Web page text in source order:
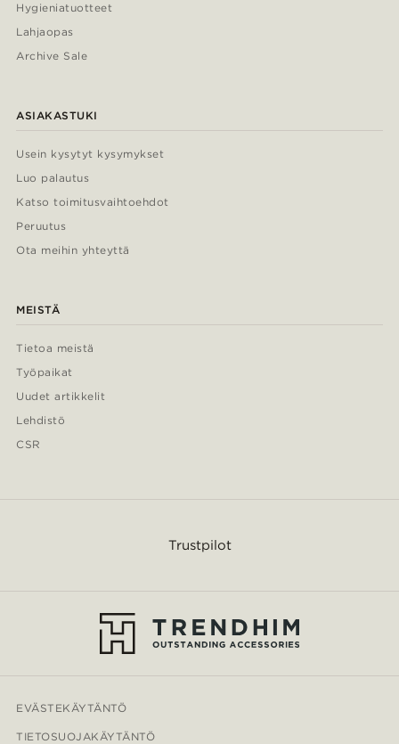
Hygieniatuotteet
Lahjaopas
Archive Sale
ASIAKASTUKI
Usein kysytyt kysymykset
Luo palautus
Katso toimitusvaihtoehdot
Peruutus
Ota meihin yhteyttä
MEISTÄ
Tietoa meistä
Työpaikat
Uudet artikkelit
Lehdistö
CSR
Trustpilot
EVÄSTEKÄYTÄNTÖ
TIETOSUOJAKÄYTÄNTÖ